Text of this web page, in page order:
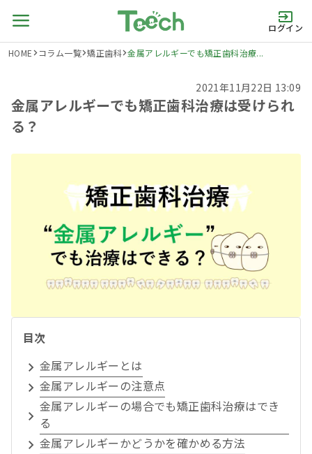
ログイン
HOME コラム一覧 矯正歯科 金属アレルギーでも矯正歯科治療...
2021年11月22日 13:09
金属アレルギーでも矯正歯科治療は受けられ
る？
目次
金属アレルギーとは
金属アレルギーの注意点
金属アレルギーの場合でも矯正歯科治療はでき
る
金属アレルギーかどうかを確かめる方法